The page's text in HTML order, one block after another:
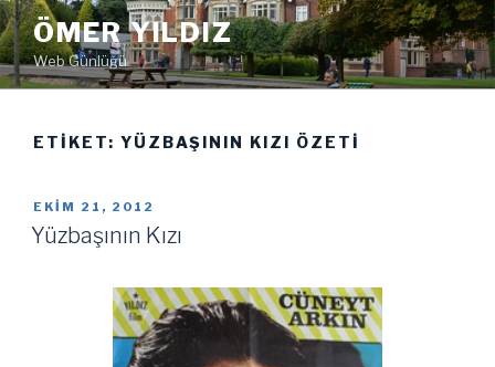
İçeriğe
geç ÖMER YILDIZ
Web Günlüğü
ETIKET: YÜZBAŞININ KIZI ÖZETI
YAYIM
TARIHI
EKIM 21, 2012
Yüzbaşının Kızı